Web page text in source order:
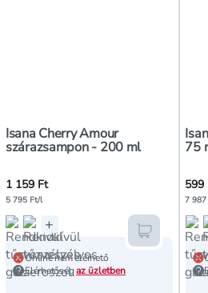
Isana Cherry Amour
szárazsampon - 200 ml
1 159 Ft
5 795 Ft/l
Online nem elérhető
Elérhetőségaz üzletben
+
Kosárba
75
599
7